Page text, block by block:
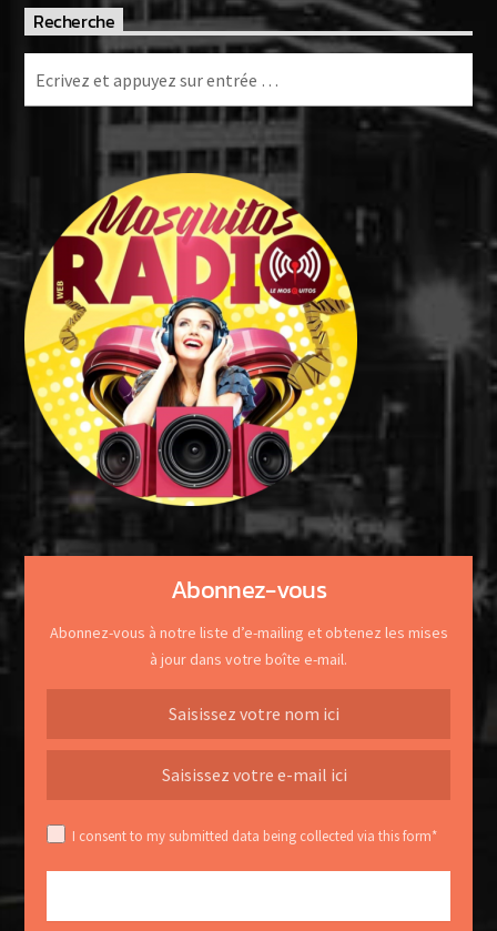
Recherche
Abonnez-vous
Abonnez-vous à notre liste d’e-mailing et obtenez les mises
à jour dans votre boîte e-mail.
I consent to my submitted data being collected via this form*